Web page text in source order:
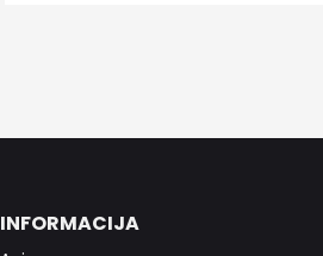
INFORMACIJA